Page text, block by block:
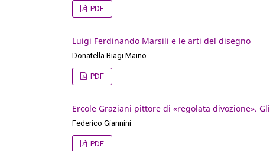
PDF
Luigi Ferdinando Marsili e le arti del disegno
Donatella Biagi Maino
PDF
Ercole Graziani pittore di «regolata divozione». Gli
Federico Giannini
PDF